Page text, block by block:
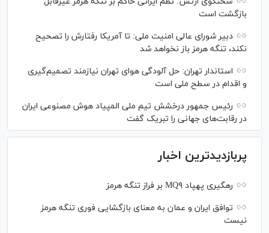
بازگشت است
دبیر شورای عالی امنیت ملی: تا آمریکا رفتارش را تصحیح
نکند، تنگه هرمز باز نخواهد شد
استاندار تهران: حل آلودگی هوای تهران نیازمند تصمیم‌گیری
و اقدام در سطح ملی است
رئیس جمهور درخشش تیم ملی المپیاد هوش مصنوعی ایران
در رقابت‌های جهانی را تبریک گفت
پربازدیدترین اخبار
رهگیری پهپاد MQ۹ بر فراز تنگه هرمز
توافق ایران و عمان به معنای بازگشایی فوری تنگه هرمز
نیست